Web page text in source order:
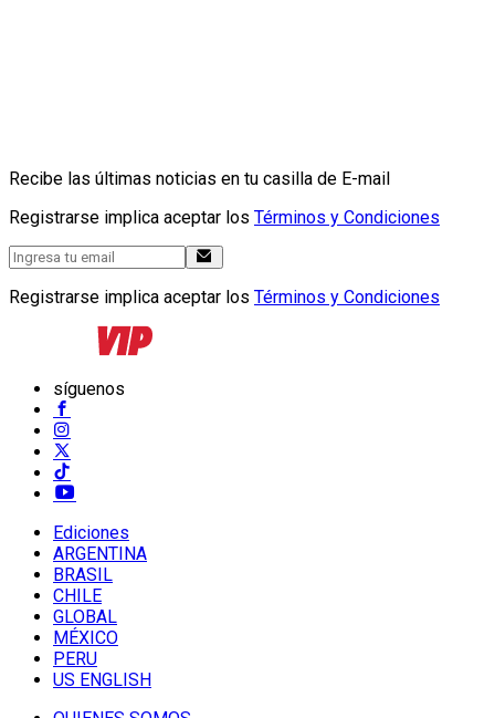
Recibe las últimas noticias en tu casilla de E-mail
Registrarse implica aceptar los Términos y Condiciones
Registrarse implica aceptar los Términos y Condiciones
síguenos
Ediciones
ARGENTINA
BRASIL
CHILE
GLOBAL
MÉXICO
PERU
US ENGLISH